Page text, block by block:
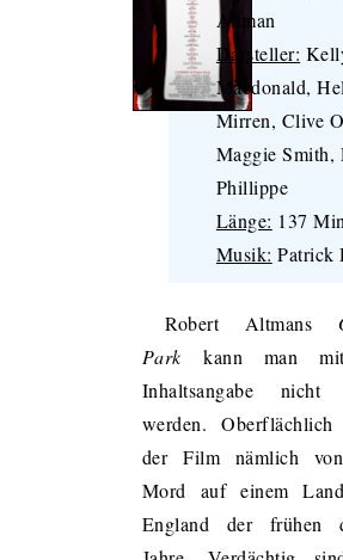
Altman
Darsteller:
Macdonald,
Mirren, Clive
Maggie Smith,
Phillippe
Länge: 137
Musik: Patrick
Robert Altmans
Park kann man
Inhaltsangabe nicht
werden. Oberflächlich
der Film nämlich
Mord auf einem
England der frühen